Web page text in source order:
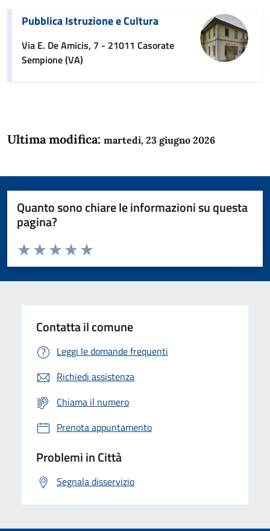
Pubblica Istruzione e Cultura
Via E. De Amicis, 7 - 21011 Casorate
Sempione (VA)
Ultima modifica: martedì, 23 giugno 2026
Quanto sono chiare le informazioni su questa
pagina?
Domanda
Valuta da 1 a 5 stelle la pagina
Valuta 5 stelle su 5
Valuta 4 stelle su 5
Valuta 3 stelle su 5
Valuta 2 stelle su 5
Valuta 1 stelle su 5
Contatta il comune
Leggi le domande frequenti
Richiedi assistenza
Chiama il numero
Prenota appuntamento
Problemi in Città
Segnala disservizio